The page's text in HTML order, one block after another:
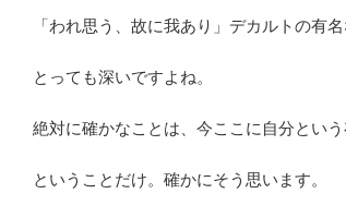
「われ思う、故に我あり」デカルトの有
とっても深いですよね。
絶対に確かなことは、今ここに自分とい
ということだけ。確かにそう思います。